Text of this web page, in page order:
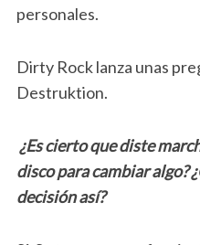
personales.
Dirty Rock lanza unas
Destruktion.
¿Es cierto que diste
disco para cambiar algo?
decisión así?